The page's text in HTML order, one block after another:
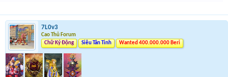
7L0v3
Cao Thủ Forum
Chữ Ký Động
Siêu Tân Tinh Wanted 400.000.000 Beri